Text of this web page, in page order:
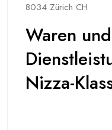
8034 Zürich CH
Waren und
Nizza-